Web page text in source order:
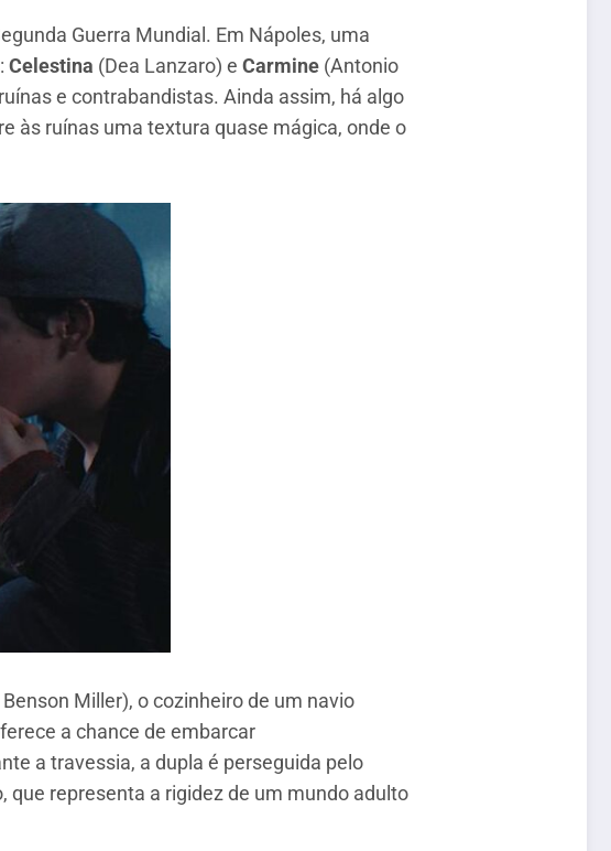
Guerra Mundial. Em Nápoles, uma
Celestina (Dea Lanzaro) e Carmine (Antonio
e contrabandistas. Ainda assim, há algo
às ruínas uma textura quase mágica, onde o
Benson Miller), o cozinheiro de um navio
a chance de embarcar
a travessia, a dupla é perseguida pelo
representa a rigidez de um mundo adulto